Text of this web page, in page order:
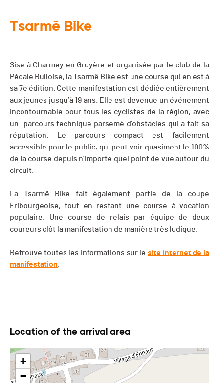
Tsarmê Bike
Sise à Charmey en Gruyère et organisée par le club de la
Pédale Bulloise, la Tsarmê Bike est une course qui en est à
sa 7e édition. Cette manifestation est dédiée entièrement
aux jeunes jusqu’à 19 ans. Elle est devenue un événement
incontournable pour tous les cyclistes de la région, avec
un parcours technique parsemé d’obstacles qui a fait sa
réputation. Le parcours compact est facilement
accessible pour le public, qui peut voir quasiment le 100%
de la course depuis n’importe quel point de vue autour du
circuit.
La Tsarmê Bike fait également partie de la coupe
Fribourgeoise, tout en restant une course à vocation
populaire. Une course de relais par équipe de deux
coureurs clôt la manifestation de manière très ludique.
Retrouve toutes les informations sur le site internet de la
manifestation.
Location of the arrival area
+
−